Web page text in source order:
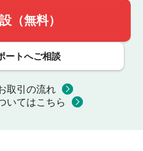
（無料）
ートへご相談
取引の流れ
いてはこちら